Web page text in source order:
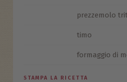
prezzemolo
timo
formaggio di
STAMPA LA RICETTA